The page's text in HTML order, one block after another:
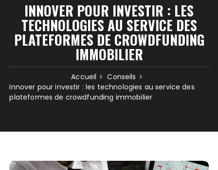
INNOVER POUR INVESTIR : LES
TECHNOLOGIES AU SERVICE DES
PLATEFORMES DE CROWDFUNDING
IMMOBILIER
Accueil
Conseils
Innover pour investir : les technologies au service des
plateformes de crowdfunding immobilier